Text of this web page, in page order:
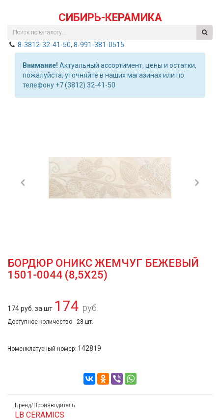
СИБИРЬ-КЕРАМИКА
8-3812-32-41-50, 8-991-381-0515
Внимание! Актуальный ассортимент, цены и остатки,
пожалуйста, уточняйте в наших магазинах или по
телефону +7 (3812) 32-41-50
Previous
БОРДЮР ОНИКС ЖЕМЧУГ БЕЖЕВЫЙ
1501-0044 (8,5Х25)
174 руб. за шт 174 руб.
Доступное количество - 28 шт.
Номенклатурный номер: 142819
Бренд/Производитель:
LB CERAMICS